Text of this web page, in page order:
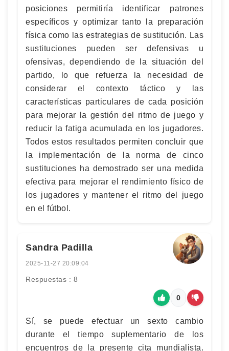
posiciones permitiría identificar patrones
específicos y optimizar tanto la preparación
física como las estrategias de sustitución. Las
sustituciones pueden ser defensivas u
ofensivas, dependiendo de la situación del
partido, lo que refuerza la necesidad de
considerar el contexto táctico y las
características particulares de cada posición
para mejorar la gestión del ritmo de juego y
reducir la fatiga acumulada en los jugadores.
Todos estos resultados permiten concluir que
la implementación de la norma de cinco
sustituciones ha demostrado ser una medida
efectiva para mejorar el rendimiento físico de
los jugadores y mantener el ritmo del juego
en el fútbol.
Sandra Padilla
2025-11-27 20:09:04
Respuestas : 8
0
Sí, se puede efectuar un sexto cambio
durante el tiempo suplementario de los
encuentros de la presente cita mundialista.